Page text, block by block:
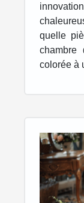
quelle
chambre
colorée à